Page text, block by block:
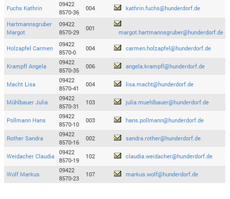
Fuchs Kathrin
09422
8570-36
004 kathrin.fuchs@hunderdorf.de
Hartmannsgruber
Margot
09422
8570-29
001
margot.hartmannsgruber@hunderdorf.de
Holzapfel Carmen
09422
8570-0
004 carmen.holzapfel@hunderdorf.de
Krampfl Angela
09422
8570-35
006 angela.krampfl@hunderdorf.de
Macht Lisa
09422
8570-41
004 lisa.macht@hunderdorf.de
Mühlbauer Julia
09422
8570-31
103 julia.muehlbauer@hunderdorf.de
Pollmann Hans
09422
8570-10
003 hans.pollmann@hunderdorf.de
Rother Sandra
09422
8570-16
002 sandra.rother@hunderdorf.de
Weidacher Claudia
09422
8570-19
102 claudia.weidacher@hunderdorf.de
Wolf Markus
09422
8570-23
107 markus.wolf@hunderdorf.de